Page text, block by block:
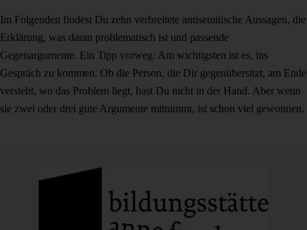
Im Folgenden findest Du zehn verbreitete antisemitische Aussagen, die
Erklärung, was daran problematisch ist und passende
Gegenargumente. Ein Tipp vorweg: Am wichtigsten ist es, ins
Gespräch zu kommen. Ob die Person, die Dir gegenübersitzt, am Ende
versteht, wo das Problem liegt, hast Du nicht in der Hand. Aber wenn
sie zwei oder drei gute Argumente mitnimmt, ist schon viel gewonnen.